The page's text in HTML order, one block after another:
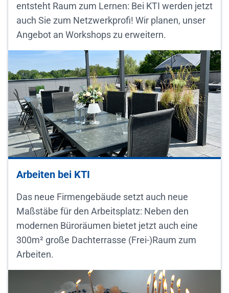
entsteht Raum zum Lernen: Bei KTI werden jetzt
auch Sie zum Netzwerkprofi! Wir planen, unser
Angebot an Workshops zu erweitern.
Arbeiten bei KTI
Das neue Firmengebäude setzt auch neue
Maßstäbe für den Arbeitsplatz: Neben den
modernen Büroräumen bietet jetzt auch eine
300m² große Dachterrasse (Frei-)Raum zum
Arbeiten.